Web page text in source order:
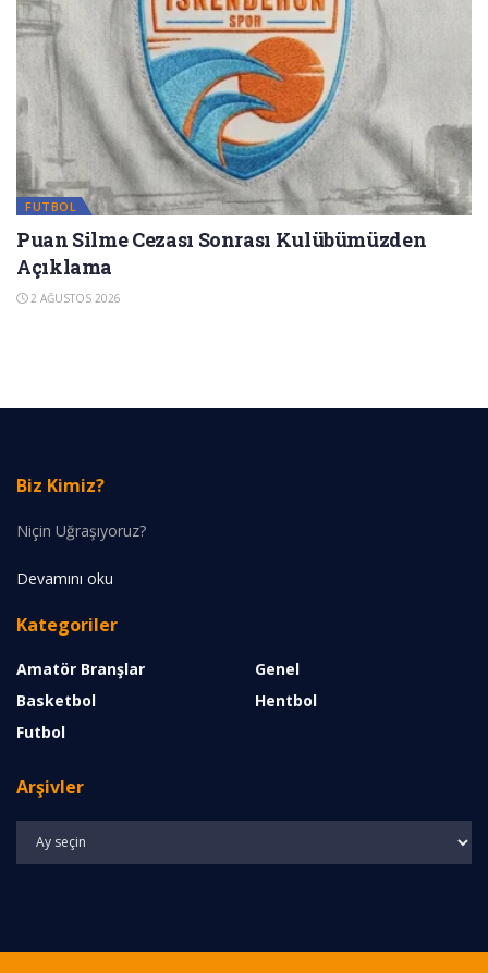
FUTBOL
Puan Silme Cezası Sonrası Kulübümüzden
Açıklama
2 AĞUSTOS 2026
Biz Kimiz?
Niçin Uğraşıyoruz?
Devamını oku
Kategoriler
Amatör Branşlar
Basketbol
Futbol
Genel
Hentbol
Arşivler